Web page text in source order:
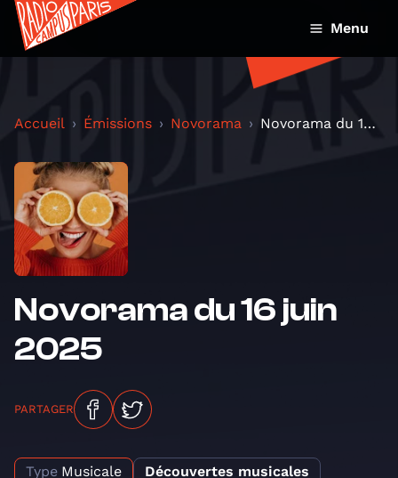
Menu
Accueil Émissions Novorama Novorama du 16 juin 2025
Novorama du 16 juin
2025
PARTAGER
Type Musicale
Découvertes musicales